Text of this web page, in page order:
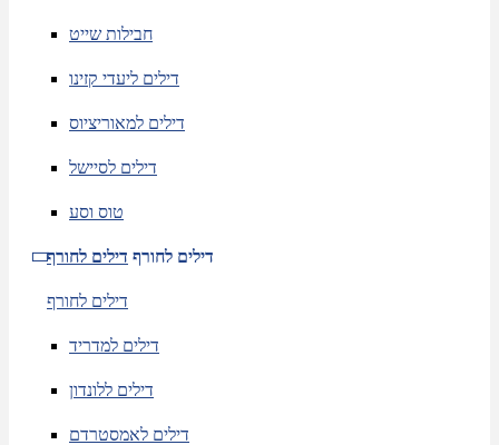
חבילות שייט
דילים ליעדי קזינו
דילים למאוריציוס
דילים לסיישל
טוס וסע
דילים לחורף דילים לחורף
דילים לחורף
דילים למדריד
דילים ללונדון
דילים לאמסטרדם